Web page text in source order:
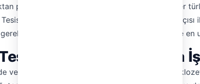
peteğe, kanalizasyondan rezervuara kadar her
Cihanbeyli'deki 12 doğrulanmış su
gerek yok. Telefonunuzdan birkaç tıklamayla, size
ve Tıkanıklık
veya iş yerinizde su kaçağı mı var? Lavaboyu,